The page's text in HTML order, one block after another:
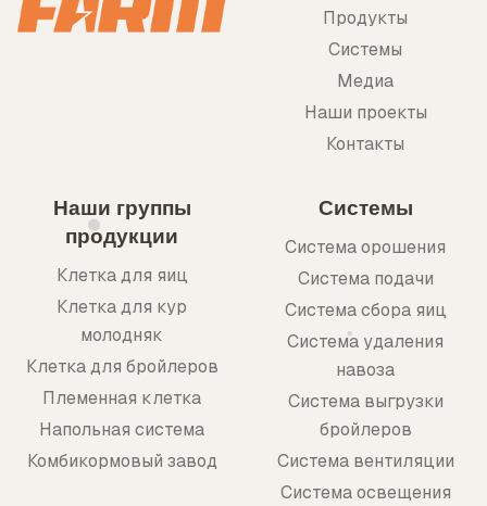
Продукты
Системы
Медиа
Наши проекты
Контакты
Наши группы
продукции
Клетка для яиц
Клетка для кур
молодняк
Клетка для бройлеров
Племенная клетка
Напольная система
Комбикормовый завод
Системы
Система орошения
Система подачи
Система сбора яиц
Система удаления
навоза
Система выгрузки
бройлеров
Система вентиляции
Система освещения